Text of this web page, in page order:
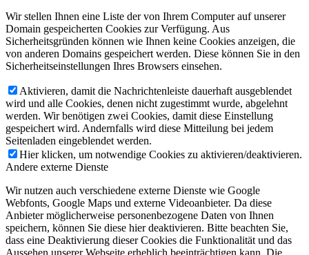
Wir stellen Ihnen eine Liste der von Ihrem Computer auf unserer
Domain gespeicherten Cookies zur Verfügung. Aus
Sicherheitsgründen können wie Ihnen keine Cookies anzeigen, die
von anderen Domains gespeichert werden. Diese können Sie in den
Sicherheitseinstellungen Ihres Browsers einsehen.
Aktivieren, damit die Nachrichtenleiste dauerhaft ausgeblendet
wird und alle Cookies, denen nicht zugestimmt wurde, abgelehnt
werden. Wir benötigen zwei Cookies, damit diese Einstellung
gespeichert wird. Andernfalls wird diese Mitteilung bei jedem
Seitenladen eingeblendet werden.
Hier klicken, um notwendige Cookies zu aktivieren/deaktivieren.
Andere externe Dienste
Wir nutzen auch verschiedene externe Dienste wie Google
Webfonts, Google Maps und externe Videoanbieter. Da diese
Anbieter möglicherweise personenbezogene Daten von Ihnen
speichern, können Sie diese hier deaktivieren. Bitte beachten Sie,
dass eine Deaktivierung dieser Cookies die Funktionalität und das